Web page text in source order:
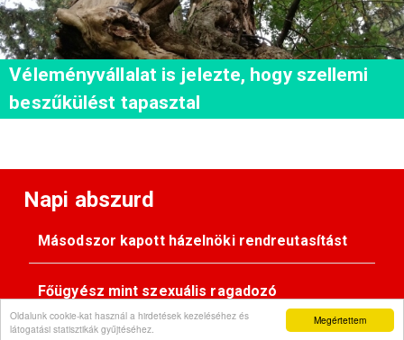
Megértettem
Oldalunk cookie-kat használ a hirdetések kezeléséhez és
látogatási statisztikák gyűjtéséhez.
Véleményvállalat is jelezte, hogy szellemi
beszűkülést tapasztal
Napi abszurd
Másodszor kapott házelnöki rendreutasítást
Főügyész mint szexuális ragadozó